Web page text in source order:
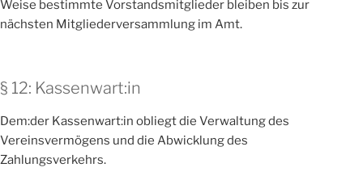
Weise bestimmte Vorstandsmitglieder bleiben bis zur
nächsten Mitgliederversammlung im Amt.
§ 12: Kassenwart:in
Dem:der Kassenwart:in obliegt die Verwaltung des
Vereinsvermögens und die Abwicklung des
Zahlungsverkehrs.